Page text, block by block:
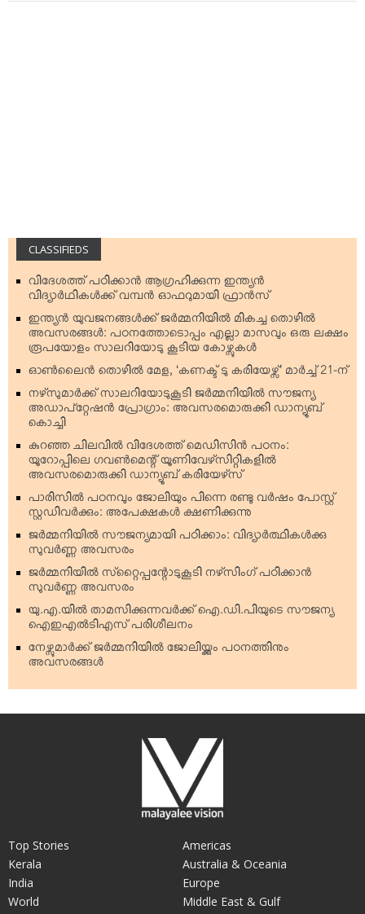
CLASSIFIEDS
വിദേശത്ത് പഠിക്കാന്‍ ആഗ്രഹിക്കുന്ന ഇന്ത്യന്‍
വിദ്യാര്‍ഥികള്‍ക്ക് വമ്പന്‍ ഓഫറുമായി ഫ്രാന്‍സ്
ഇന്ത്യന്‍ യുവജനങ്ങള്‍ക്ക് ജര്‍മ്മനിയില്‍ മികച്ച തൊഴില്‍
അവസരങ്ങള്‍: പഠനത്തോടൊപ്പം എല്ലാ മാസവും ഒരു ലക്ഷം
രൂപയോളം സാലറിയോടു കൂടിയ കോഴ്സുകള്‍
ഓണ്‍ലൈന്‍ തൊഴില്‍ മേള, ‘കണക്ട് ടു കരിയേഴ്സ്’ മാര്‍ച്ച് 21-ന്
നഴ്‌സുമാര്‍ക്ക് സാലറിയോടുകൂടി ജര്‍മ്മനിയില്‍ സൗജന്യ
അഡാപ്റ്റേഷന്‍ പ്രോഗ്രാം: അവസരമൊരുക്കി ഡാന്യൂബ്
കൊച്ചി
കുറഞ്ഞ ചിലവില്‍ വിദേശത്ത് മെഡിസിന്‍ പഠനം:
യൂറോപ്പിലെ ഗവണ്‍മെന്റ് യൂണിവേഴ്‌സിറ്റികളില്‍
അവസരമൊരുക്കി ഡാന്യൂബ് കരിയേഴ്‌സ്
പാരിസില്‍ പഠനവും ജോലിയും പിന്നെ രണ്ടു വര്‍ഷം പോസ്റ്റ്
സ്റ്റഡിവര്‍ക്കും: അപേക്ഷകള്‍ ക്ഷണിക്കുന്നു
ജര്‍മ്മനിയില്‍ സൗജന്യമായി പഠിക്കാം: വിദ്യാര്‍ത്ഥികള്‍ക്കു
സുവര്‍ണ്ണ അവസരം
ജര്‍മ്മനിയില്‍ സ്‌റ്റൈപ്പന്റോടുകൂടി നഴ്‌സിംഗ് പഠിക്കാന്‍
സുവര്‍ണ്ണ അവസരം
യു.എ.യില്‍ താമസിക്കുന്നവര്‍ക്ക് ഐ.ഡി.പിയുടെ സൗജന്യ
ഐഇഎല്‍ടിഎസ് പരിശീലനം
നേഴ്സുമാര്‍ക്ക് ജര്‍മ്മനിയില്‍ ജോലിയ്ക്കും പഠനത്തിനും
അവസരങ്ങള്‍
Top Stories
Kerala
India
World
Americas
Australia & Oceania
Europe
Middle East & Gulf